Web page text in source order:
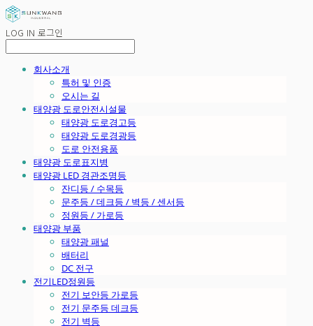
LOG IN 로그인
회사소개
특허 및 인증
오시는 길
태양광 도로안전시설물
태양광 도로경고등
태양광 도로경광등
도로 안전용품
태양광 도로표지병
태양광 LED 경관조명등
잔디등 / 수목등
문주등 / 데크등 / 벽등 / 센서등
정원등 / 가로등
태양광 부품
태양광 패널
배터리
DC 전구
전기LED정원등
전기 보안등 가로등
전기 문주등 데크등
전기 벽등